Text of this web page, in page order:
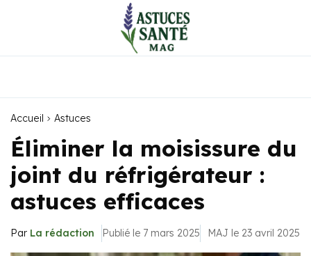
Accueil Astuces
Éliminer la moisissure du
joint du réfrigérateur :
astuces efficaces
Par La rédaction Publié le 7 mars 2025 MAJ le 23 avril 2025